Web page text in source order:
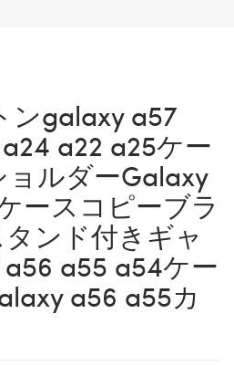
ンgalaxy a57
a22 a25ケー
ルダーGalaxy
ースコピーブラ
ンド付きギャ
a55 a54ケー
a56 a55カ